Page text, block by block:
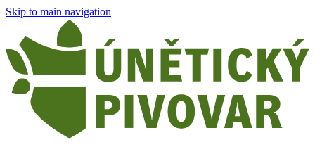
Skip to main navigation